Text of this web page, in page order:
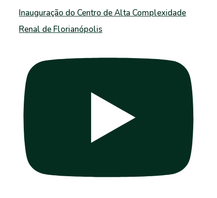
Inauguração do Centro de Alta Complexidade
Renal de Florianópolis